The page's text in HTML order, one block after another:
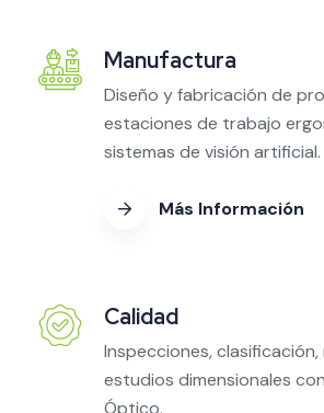
Manufactura
Diseño y fabricación de
estaciones de trabajo
sistemas de visión artificial.
Más Información
Calidad
Inspecciones,
estudios dimensionales
Óptico.